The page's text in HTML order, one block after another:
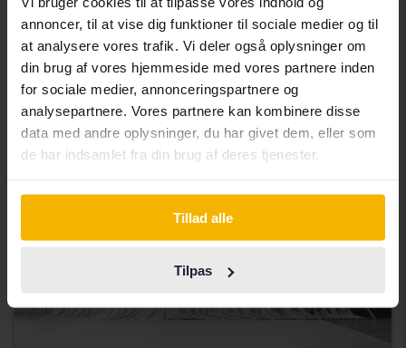
annoncer, til at vise dig funktioner til sociale medier og til
at analysere vores trafik. Vi deler også oplysninger om
din brug af vores hjemmeside med vores partnere inden
for sociale medier, annonceringspartnere og
analysepartnere. Vores partnere kan kombinere disse
data med andre oplysninger, du har givet dem, eller som
de har indsamlet fra din brug af deres tjenester.
Tillad alle
Tilpas
2017
157 700 kilometer
Benzin
Åkersberga (Runö)
Førende bud 46 000 SEK
Med finansiering 392 SEK/måned
Kommer snart